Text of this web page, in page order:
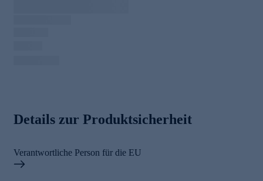
Details zur Produktsicherheit
Verantwortliche Person für die EU